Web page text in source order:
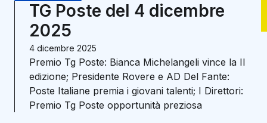
TG Poste del 4 dicembre
2025
4 dicembre 2025
Premio Tg Poste: Bianca Michelangeli vince la II
edizione; Presidente Rovere e AD Del Fante:
Poste Italiane premia i giovani talenti; I Direttori:
Premio Tg Poste opportunità preziosa